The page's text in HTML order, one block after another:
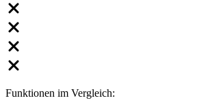
Funktionen im Vergleich: